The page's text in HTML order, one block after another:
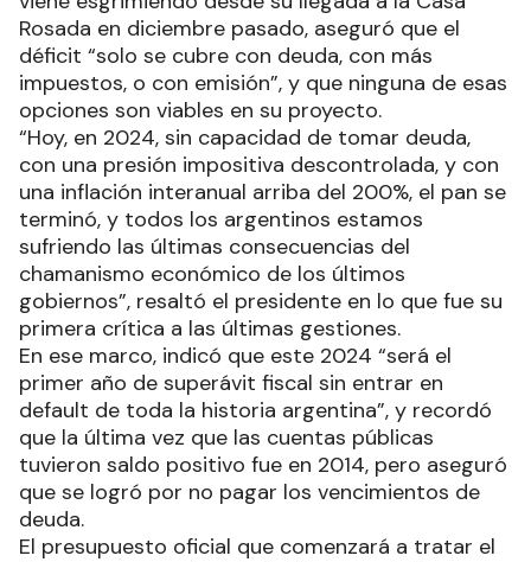
Rosada en diciembre pasado, aseguró que el
déficit “solo se cubre con deuda, con más
impuestos, o con emisión”, y que ninguna de esas
opciones son viables en su proyecto.
“Hoy, en 2024, sin capacidad de tomar deuda,
con una presión impositiva descontrolada, y con
una inflación interanual arriba del 200%, el pan se
terminó, y todos los argentinos estamos
sufriendo las últimas consecuencias del
chamanismo económico de los últimos
gobiernos”, resaltó el presidente en lo que fue su
primera crítica a las últimas gestiones.
En ese marco, indicó que este 2024 “será el
primer año de superávit fiscal sin entrar en
default de toda la historia argentina”, y recordó
que la última vez que las cuentas públicas
tuvieron saldo positivo fue en 2014, pero aseguró
que se logró por no pagar los vencimientos de
deuda.
El presupuesto oficial que comenzará a tratar el